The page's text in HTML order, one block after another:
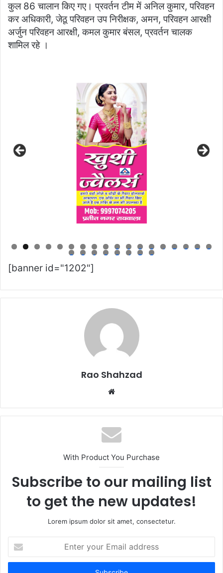
कुल 86 चालान किए गए। प्रवर्तन टीम में अनिल कुमार, परिवहन
कर अधिकारी, जेठू परिवहन उप निरीक्षक, अमन, परिवहन आरक्षी
अर्जुन परिवहन आरक्षी, कमल कुमार बंसल, प्रवर्तन चालक
शामिल रहे ।
0 1 2 3 4 5 6 7 8
9 0 1 2 3 4 5 6
[banner id="1202"]
Rao Shahzad
Website
With Product You Purchase
Subscribe to our mailing list
to get the new updates!
Lorem ipsum dolor sit amet, consectetur.
your
Email